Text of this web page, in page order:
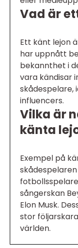
Vad är
Ett känt lejon
har uppnått
bekannthet i
vara kändisar
skådespelare,
influencers.
Vilka är
känta
Exempel på
sångerskan
Elon Musk.
stor
världen.